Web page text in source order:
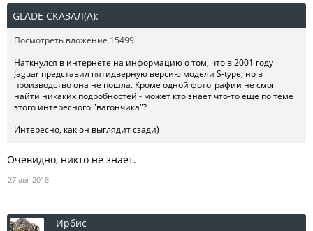
GLADE СКАЗАЛ(А):
Посмотреть вложение 15499
Наткнулся в интернете на информацию о том, что в 2001 году
Jaguar представил пятидверную версию модели S-type, но в
производство она не пошла. Кроме одной фотографии не смог
найти никаких подробностей - может кто знает что-то еще по теме
этого интересного "вагончика"?
Интересно, как он выглядит сзади)
Очевидно, никто не знает.
27 авг 2018
Ирбис